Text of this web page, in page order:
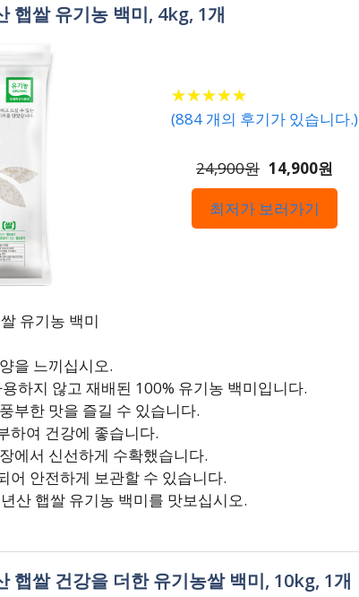
햅쌀 유기농 백미, 4kg, 1개
★★★★★
★★★★★
(884개의 후기가 있습니다.)
24,900원 14,900원
최저가 보러가기
유기농 백미
을 느끼십시오.
하지 않고 재배된 100% 유기농 백미입니다.
부한 맛을 즐길 수 있습니다.
하여 건강에 좋습니다.
에서 신선하게 수확했습니다.
어 안전하게 보관할 수 있습니다.
산 햅쌀 유기농 백미를 맛보십시오.
햅쌀 건강을 더한 유기농쌀 백미, 10kg, 1개